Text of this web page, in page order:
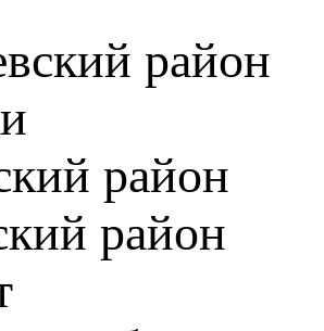
район
район
район